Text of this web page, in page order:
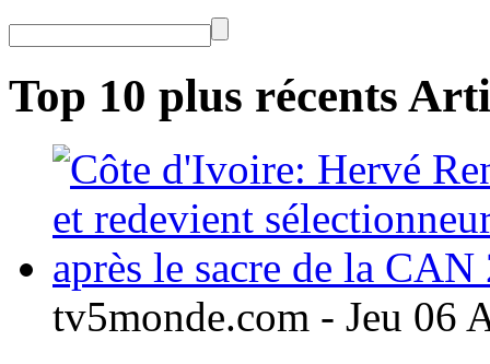
Top 10 plus récents
tv5monde.com - Jeu 06